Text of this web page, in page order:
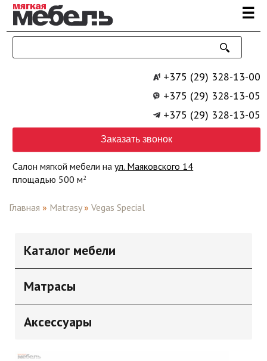
Перейти к основному содержанию ☰
+375 (29) 328-13-00
+375 (29) 328-13-05
+375 (29) 328-13-05
Заказать звонок
Салон мягкой мебели наул. Маяковского 14
площадью 500 м2
Главная » Matrasy » Vegas Special
Каталог мебели
Матрасы
Аксессуары